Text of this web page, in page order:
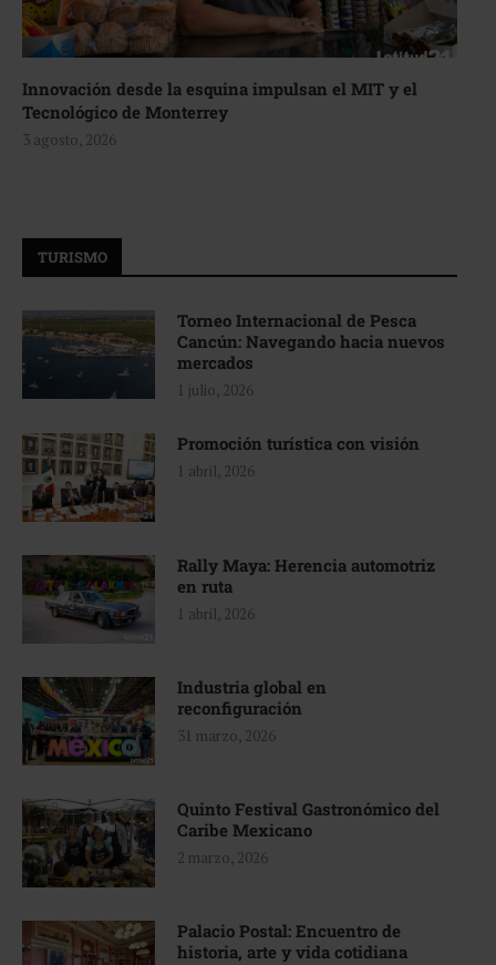
Innovación desde la esquina impulsan el MIT y el
Tecnológico de Monterrey
3 agosto, 2026
TURISMO
Torneo Internacional de Pesca
Cancún: Navegando hacia nuevos
mercados
1 julio, 2026
Promoción turística con visión
1 abril, 2026
Rally Maya: Herencia automotriz
en ruta
1 abril, 2026
Industria global en
reconfiguración
31 marzo, 2026
Quinto Festival Gastronómico del
Caribe Mexicano
2 marzo, 2026
Palacio Postal: Encuentro de
historia, arte y vida cotidiana